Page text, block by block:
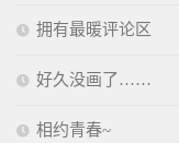
拥有最暖评论区
好久没画了……
相约青春~